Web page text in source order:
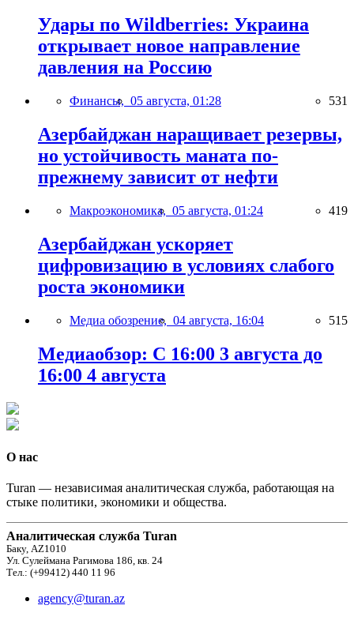
Удары по Wildberries: Украина
открывает новое направление
давления на Россию
Финансы, 05 августа, 01:28 531
Азербайджан наращивает резервы,
но устойчивость маната по-
прежнему зависит от нефти
Макроэкономика, 05 августа, 01:24 419
Азербайджан ускоряет
цифровизацию в условиях слабого
роста экономики
Медиа обозрение, 04 августа, 16:04 515
Медиаобзор: С 16:00 3 августа до
16:00 4 августа
О нас
Turan — независимая аналитическая служба, работающая на
стыке политики, экономики и общества.
Аналитическая служба Turan
Баку, AZ1010
Ул. Сулеймана Рагимова 186, кв. 24
Тел.: (+99412) 440 11 96
agency@turan.az